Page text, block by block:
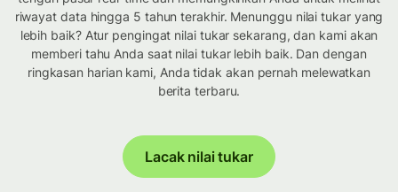
riwayat data hingga 5 tahun terakhir. Menunggu nilai tukar yang
lebih baik? Atur pengingat nilai tukar sekarang, dan kami akan
memberi tahu Anda saat nilai tukar lebih baik. Dan dengan
ringkasan harian kami, Anda tidak akan pernah melewatkan
berita terbaru.
Lacak nilai tukar